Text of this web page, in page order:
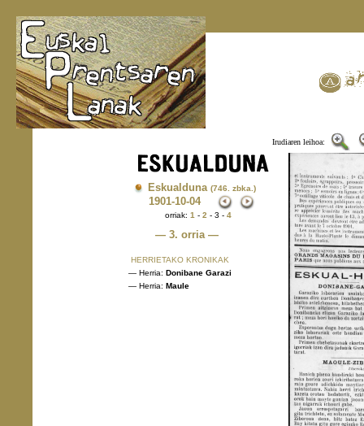
Irudiaren leihoa:
Eskualduna (746. zbka.)
1901-10-04
orriak: 1 - 2 - 3 - 4
— 3. orria —
HERRIETAKO KRONIKAK
— Herria: Donibane Garazi
— Herria: Maule